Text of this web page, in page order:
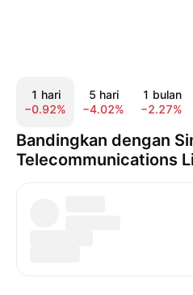
1 hari
−0.92%
5 hari
−4.02%
1 bulan
−2.27%
Bandingkan dengan
Telecommunications